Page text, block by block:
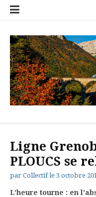
Aller
trains sur nos lignes !
Ligne
PLOUCS se
par Collectif le 3 octobre
L’heure tourne : en